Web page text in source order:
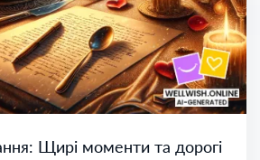
Щирі моменти та дорогі